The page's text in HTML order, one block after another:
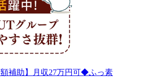
額補助】月収27万円可◆ふっ素